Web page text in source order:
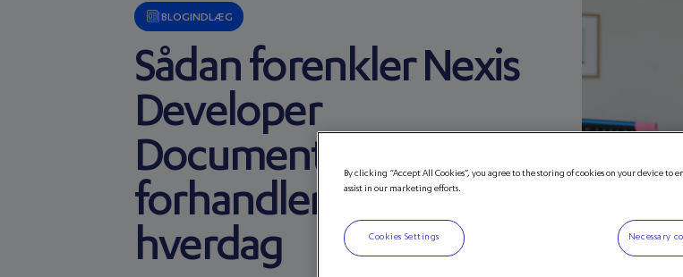
BLOGINDLÆG
Sådan forenkler Nexis
Developer
Documentation Portal
forhandlernes
hverdag
By clicking “Accept All Cookies”, you agree to the storing of cookies on your device to
assist in our marketing efforts.
Cookies Settings Necessary